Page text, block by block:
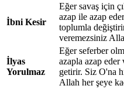
İbni Kesir
Eğer savaş için
azap ile azap
toplumla
veremezsiniz
İlyas
Yorulmaz
Eğer seferber
azapla azap
getirir. Siz O'na
Allah her şeye